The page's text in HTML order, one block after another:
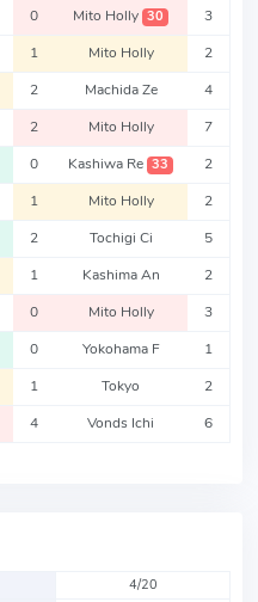
0 Mito Holly 30 3
1 Mito Holly 2
2 Machida Ze 4
2 Mito Holly 7
0 Kashiwa Re 33 2
1 Mito Holly 2
2 Tochigi Ci 5
1 Kashima An 2
0 Mito Holly 3
0 Yokohama F 1
1 Tokyo 2
4 Vonds Ichi 6
4/20